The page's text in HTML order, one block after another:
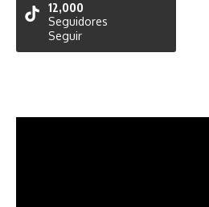
12,000
Seguidores
Seguir